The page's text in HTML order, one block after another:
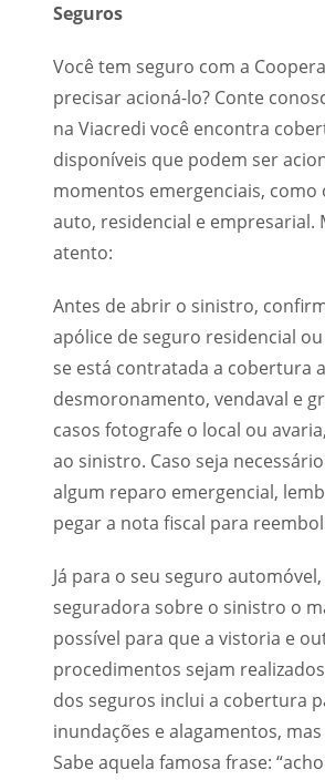
Seguros
Você tem seguro com a
precisar acioná-lo? Conte
na Viacredi você encontra
disponíveis que podem ser
momentos emergenciais, como
auto, residencial e empresarial.
atento:
Antes de abrir o sinistro,
apólice de seguro residencial
se está contratada a cobertura
desmoronamento, vendaval e
casos fotografe o local ou
ao sinistro. Caso seja
algum reparo emergencial,
pegar a nota fiscal para
Já para o seu seguro
seguradora sobre o sinistro o
possível para que a vistoria e
procedimentos sejam
dos seguros inclui a cobertura
inundações e alagamentos, mas
Sabe aquela famosa frase: